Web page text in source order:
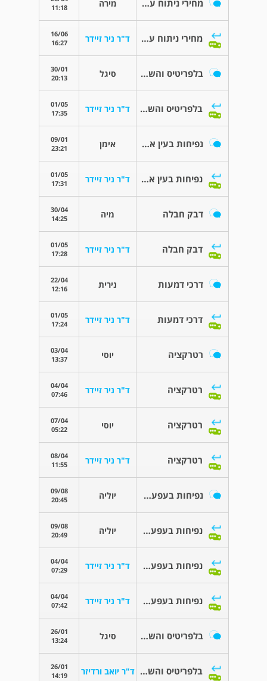
מחירי ניתוח עפעפיים תחתונות מירה
11:18
מחירי ניתוח עפעפיים תחתונות ד"ר ניר זיידר
16/06
16:27
בלפריטיס והשפעותיו סיגל
30/01
20:13
בלפריטיס והשפעותיו ד"ר ניר זיידר
01/05
17:35
נפיחות בעין אדום וכאב קל לפעמים אימן
09/01
23:21
נפיחות בעין אדום וכאב קל לפעמים ד"ר ניר זיידר
01/05
17:31
דבק חבלה מיה
30/04
14:25
דבק חבלה ד"ר ניר זיידר
01/05
17:28
דרכי דמעות נירית
22/04
12:16
דרכי דמעות ד"ר ניר זיידר
01/05
17:24
רטרקציה יוסי
03/04
13:37
רטרקציה ד"ר ניר זיידר
04/04
07:46
רטרקציה יוסי
07/04
05:22
רטרקציה ד"ר ניר זיידר
08/04
11:55
נפיחות בעפעפים יוליה
09/08
20:45
נפיחות בעפעפים יוליה
09/08
20:49
נפיחות בעפעפים ד"ר ניר זיידר
04/04
07:29
נפיחות בעפעפים ד"ר ניר זיידר
04/04
07:42
בלפריטיס והשפעה על הגבות סיגל
26/01
13:24
בלפריטיס והשפעה על הגבות ד"ר יואב ורדיזר
26/01
14:19